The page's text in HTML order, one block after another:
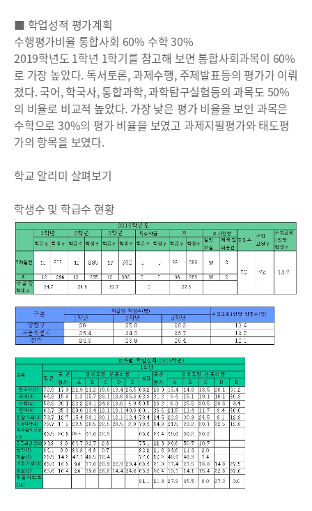
■ 학업성적 평가계획
수행평가비율 통합사회 60% 수학 30%
2019학년도 1학년 1학기를 참고해 보면 통합사회과목이 60%
로 가장 높았다. 독서토론, 과제수행, 주제발표등의 평가가 이뤄
졌다. 국어, 학국사, 통합과학, 과학탐구실험등의 과목도 50%
의 비율로 비교적 높았다. 가장 낮은 평가 비율을 보인 과목은
수학으로 30%의 평가 비율을 보였고 과제지필평가와 태도평
가의 항목을 보였다.
학교 알리미 살펴보기
학생수 및 학급수 현황